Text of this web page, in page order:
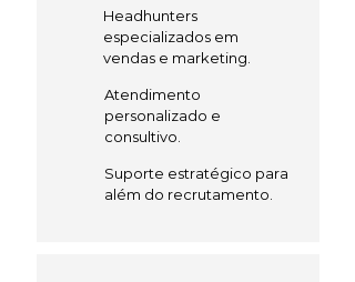
Headhunters
especializados em
vendas e marketing.
Atendimento
personalizado e
consultivo.
Suporte estratégico para
além do recrutamento.